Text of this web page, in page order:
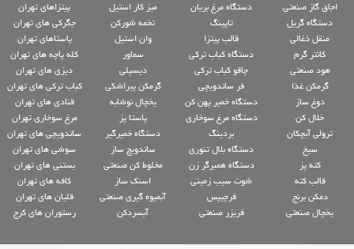
اجاق گاز صنعتی
دستگاه گریل
منقل ذغالی
کانتر گرم
هود صنعتی
گرمکن غذا
دوغ ساز
خلال کن
ترولی آبچکان
سیخ
کته پز
قالب کته
دمکن برنج
یخچال صنعتی
دستگاه مرغ بریان
تاپینگ
قالب پیتزا
دستگاه کباب ترکی
چاقو کباب ترکی
فر ساندویچی
دستگاه خمیر پهن کن
دستگاه مرغ سوخاری
بردینگ
دستگاه بلال تنوری
دستگاه همبرگر زن
شوت سیب زمینی
فرچیپس
فریزر صنعتی
میز کار استیل
تخمه شورکن
وان استیل
سماور
دیسپلی
گرمکن پیراشکی
یخچال نوشابه
پاستا پز
دستگاه خمیرگیر
ساندویچ ساز
مخلوط کن صنعتی
اسنک ساز
آبمیوه گیری صنعتی
آبسردکن
پیتزاهای تهران
جگرکی های تهران
پاستاهای تهران
کله پاچه های تهران
دیزی های تهران
کباب ترکی های تهران
قنادی های تهران
مرغ سوخاری تهران
ساندویچی های تهران
سوشی های تهران
بستنی های تهران
کافه های تهران
قلیان های تهران
رستوران های کرج